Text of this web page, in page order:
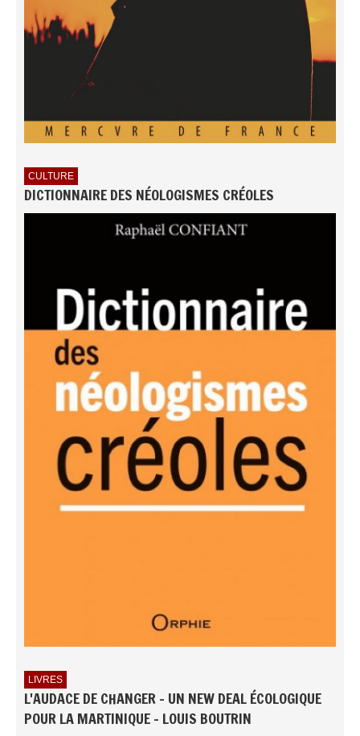
CULTURE
DICTIONNAIRE DES NÉOLOGISMES CRÉOLES
LIVRES
L'AUDACE DE CHANGER - UN NEW DEAL ÉCOLOGIQUE
POUR LA MARTINIQUE - LOUIS BOUTRIN